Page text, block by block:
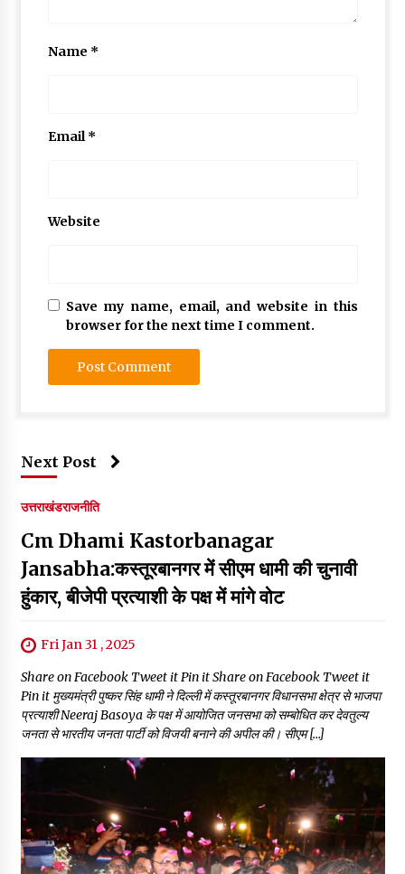
Name *
Email*
Website
Save my name, email, and website in this
browser for the next time I comment.
Next Post
उत्तराखंडराजनीति
Cm Dhami Kastorbanagar
Jansabha:कस्तूरबानगर में सीएम धामी की चुनावी
हुंकार, बीजेपी प्रत्याशी के पक्ष में मांगे वोट
Fri Jan 31 , 2025
Share on Facebook Tweet it Pin it Share on Facebook Tweet it
Pin it मुख्यमंत्री पुष्कर सिंह धामी ने दिल्ली में कस्तूरबानगर विधानसभा क्षेत्र से भाजपा
प्रत्याशी Neeraj Basoya के पक्ष में आयोजित जनसभा को सम्बोधित कर देवतुल्य
जनता से भारतीय जनता पार्टी को विजयी बनाने की अपील की। सीएम […]